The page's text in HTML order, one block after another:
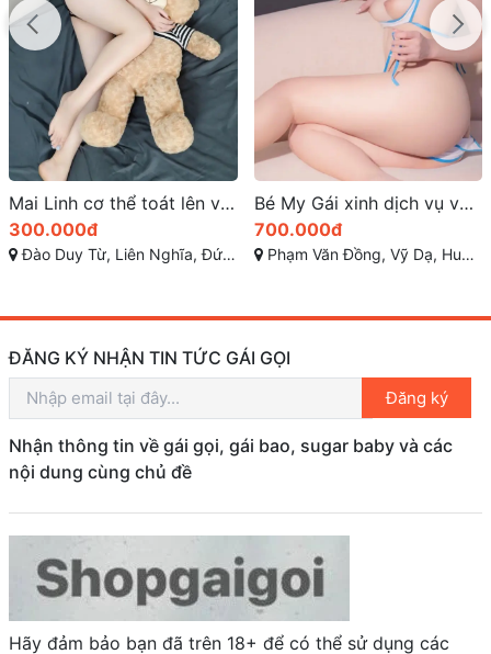
Bé My Gái xinh dịch vụ với chất lượng tuyệt hảo
700.000đ
Phạm Văn Đồng, Vỹ Dạ, Huế, Thừa Thiên Huế
Linh Chi thân hình hấp dẫn khó chối từ
400.000đ
Đường Lương Định Của, Cái Khế, Ninh Kiều, Cần Thơ
ĐĂNG KÝ NHẬN TIN TỨC GÁI GỌI
Đăng ký
Nhận thông tin về gái gọi, gái bao, sugar baby và các
nội dung cùng chủ đề
Hãy đảm bảo bạn đã trên 18+ để có thể sử dụng các